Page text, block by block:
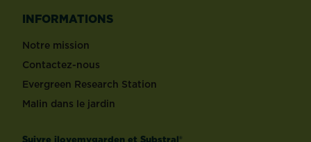
INFORMATIONS
Notre mission
Contactez-nous
Evergreen Research Station
Malin dans le jardin
Suivre ilovemygarden et Substral®